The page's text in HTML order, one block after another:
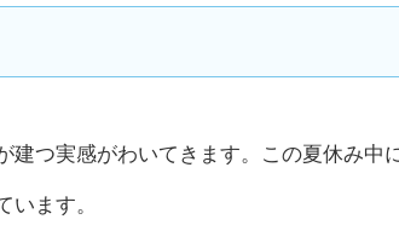
つ実感がわいてきます。この夏休み中
います。